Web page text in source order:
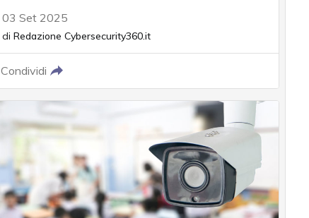
03 Set 2025
di Redazione Cybersecurity360.it
Condividi